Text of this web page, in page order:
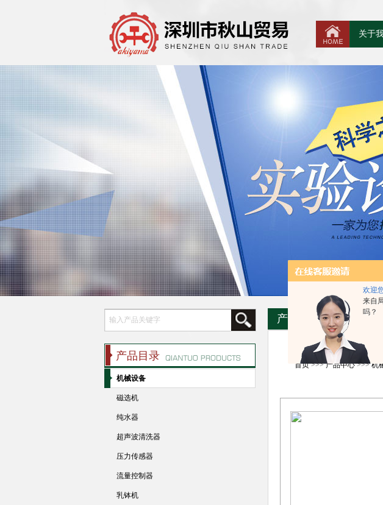
欢迎
来自
吗？
关于
产品资料
首页>>>产品中心>>>机
产品目录
机械设备
磁选机
纯水器
超声波清洗器
压力传感器
流量控制器
乳钵机